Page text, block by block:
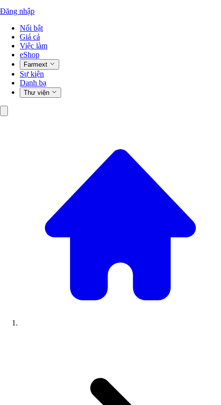
Đăng nhập
Nổi bật
Giá cả
Việc làm
eShop
Farmext
Sự kiện
Danh bạ
Thư viện